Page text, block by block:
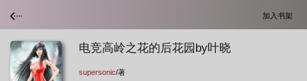
加入书架
电竞高岭之花的后花园by叶晓
supersonic/著